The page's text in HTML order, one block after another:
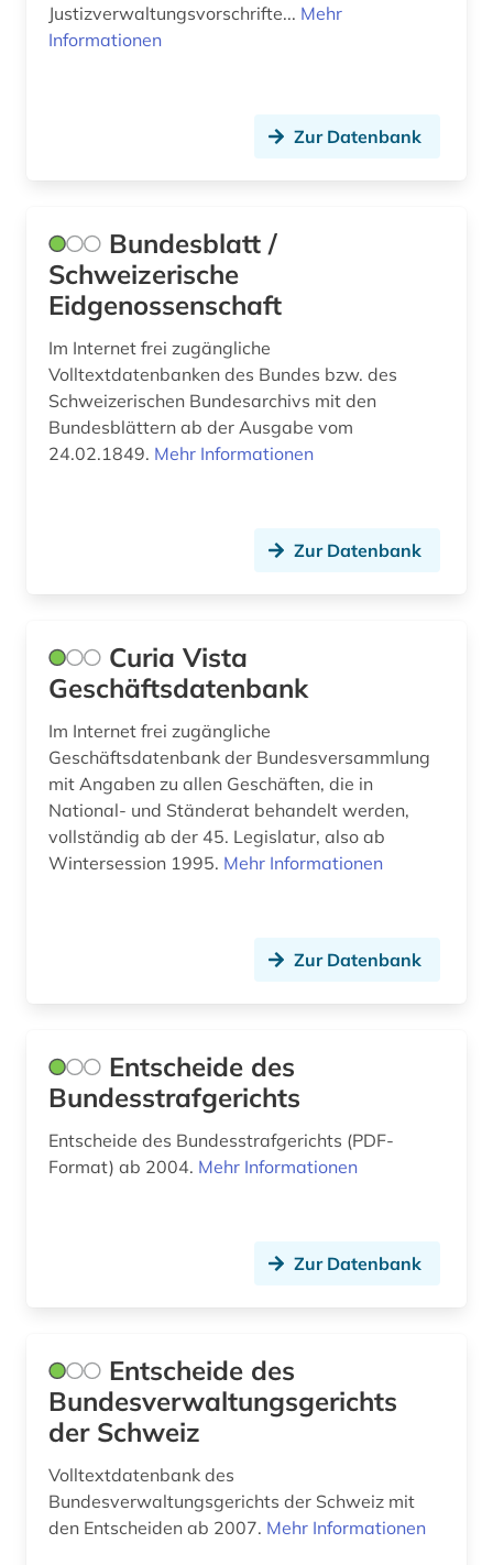
Justizverwaltungsvorschrifte... Mehr
Informationen
Zur Datenbank
Bundesblatt /
Schweizerische
Eidgenossenschaft
Im Internet frei zugängliche
Volltextdatenbanken des Bundes bzw. des
Schweizerischen Bundesarchivs mit den
Bundesblättern ab der Ausgabe vom
24.02.1849. Mehr Informationen
Zur Datenbank
Curia Vista
Geschäftsdatenbank
Im Internet frei zugängliche
Geschäftsdatenbank der Bundesversammlung
mit Angaben zu allen Geschäften, die in
National- und Ständerat behandelt werden,
vollständig ab der 45. Legislatur, also ab
Wintersession 1995. Mehr Informationen
Zur Datenbank
Entscheide des
Bundesstrafgerichts
Entscheide des Bundesstrafgerichts (PDF-
Format) ab 2004. Mehr Informationen
Zur Datenbank
Entscheide des
Bundesverwaltungsgerichts
der Schweiz
Volltextdatenbank des
Bundesverwaltungsgerichts der Schweiz mit
den Entscheiden ab 2007. Mehr Informationen